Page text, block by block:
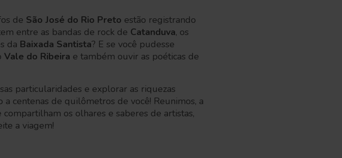
de São José do Rio Preto estão registrando
entre as bandas de rock de Catanduva, os
da Baixada Santista? E se você pudesse
Vale do Ribeira e também ouvir as poéticas de
particularidades e explorar as riquezas
centenas de quilômetros de você! Reunimos, a
os olhares e saberes de artistas,
a viagem!